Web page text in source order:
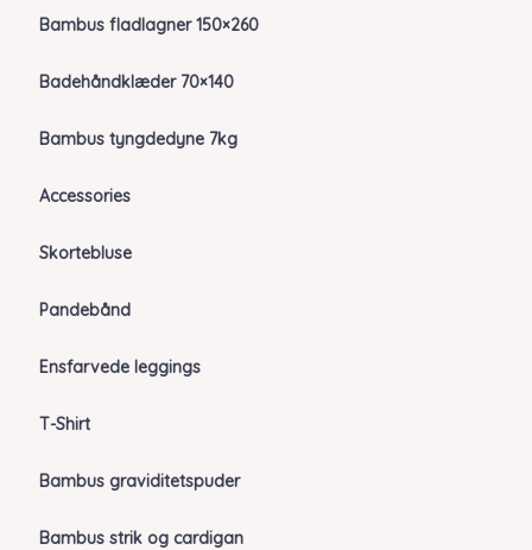
Bambus fladlagner 150×260
Badehåndklæder 70×140
Bambus tyngdedyne 7kg
Accessories
Skortebluse
Pandebånd
Ensfarvede leggings
T-Shirt
Bambus graviditetspuder
Bambus strik og cardigan